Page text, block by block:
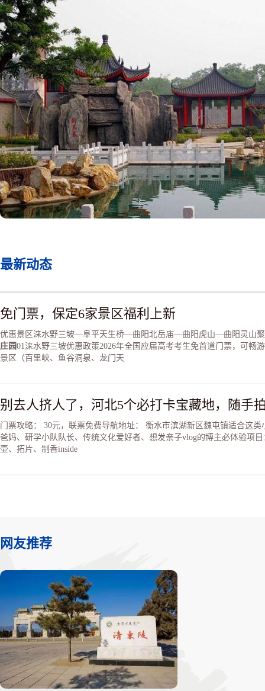
最新动态
免门票，保定6家景区福利上新
优惠景区涞水野三坡—阜平天生桥—曲阳北岳庙—曲阳虎山—曲阳灵山
庄园01涞水野三坡优惠政策2026年全国应届高考考生免首道门票，可畅
景区（百里峡、鱼谷洞泉、龙门天
别去人挤人了，河北5个必打卡宝藏地，随手
门票攻略： 30元，联票免费导航地址： 衡水市滨湖新区魏屯镇适合这
爸妈、研学小队队长、传统文化爱好者、想发亲子vlog的博主必体验项
壶、拓片、制香inside
网友推荐